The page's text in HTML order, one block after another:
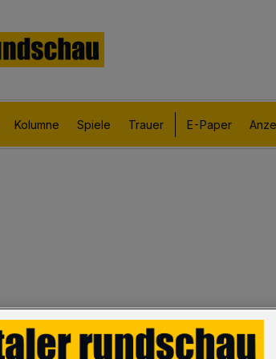
Kolumne Spiele Trauer E-Paper